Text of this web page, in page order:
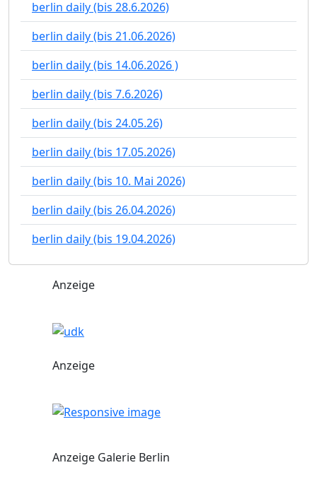
berlin daily (bis 28.6.2026)
berlin daily (bis 21.06.2026)
berlin daily (bis 14.06.2026 )
berlin daily (bis 7.6.2026)
berlin daily (bis 24.05.26)
berlin daily (bis 17.05.2026)
berlin daily (bis 10. Mai 2026)
berlin daily (bis 26.04.2026)
berlin daily (bis 19.04.2026)
Anzeige
Anzeige
Anzeige Galerie Berlin